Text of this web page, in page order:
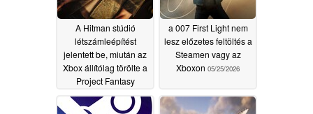
A Hitman stúdió
létszámleépítést
jelentett be, miután az
Xbox állítólag törölte a
Project Fantasy
projektet a 007: First
Light sikere ellenére
a 007 First Light nem
lesz előzetes feltöltés a
Steamen vagy az
Xboxon 05/25/2026